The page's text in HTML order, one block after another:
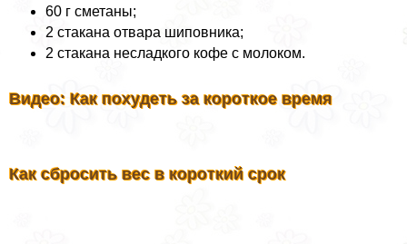
60 г сметаны;
2 стакана отвара шиповника;
2 стакана несладкого кофе с молоком.
Видео: Как похудеть за короткое время
Как сбросить вес в короткий срок